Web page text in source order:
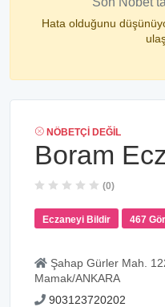
Hata olduğunu
NÖBETÇI DEĞIL
Boram
(0)
Eczaneyi Bildir 467
Şahap Gürler Mah.
Mamak/ANKARA
903123720202